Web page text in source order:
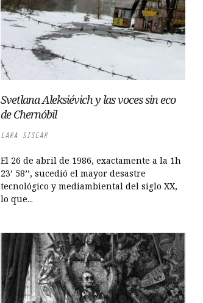
Svetlana Aleksiévich y las voces sin eco
de Chernóbil
LARA SISCAR
El 26 de abril de 1986, exactamente a la 1h
23’ 58’’, sucedió el mayor desastre
tecnológico y mediambiental del siglo XX,
lo que...